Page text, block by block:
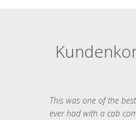
This was one of the
ever had with a cab